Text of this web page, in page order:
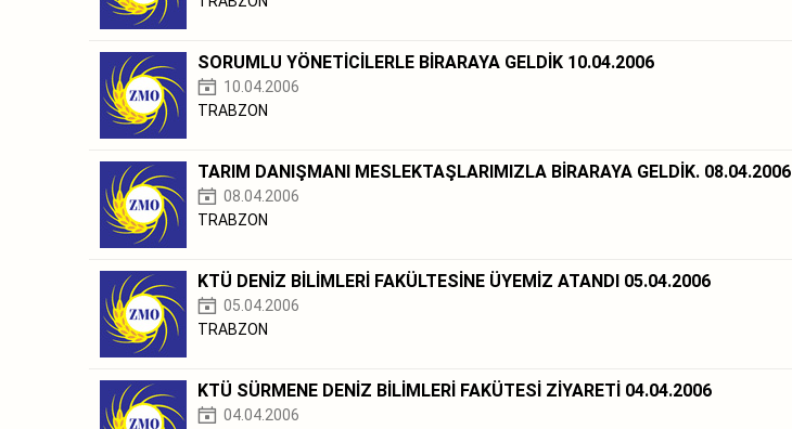
SORUMLU YÖNETİCİLERLE BİRARAYA GELDİK 10.04.2006
10.04.2006
TRABZON
TARIM DANIŞMANI MESLEKTAŞLARIMIZLA BİRARAYA GELDİK. 08.04.2006
08.04.2006
TRABZON
KTÜ DENİZ BİLİMLERİ FAKÜLTESİNE ÜYEMİZ ATANDI 05.04.2006
05.04.2006
TRABZON
KTÜ SÜRMENE DENİZ BİLİMLERİ FAKÜTESİ ZİYARETİ 04.04.2006
04.04.2006